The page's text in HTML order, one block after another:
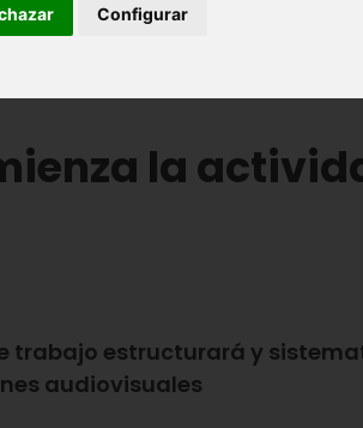
Configurar
la
trabajo estructurará y
audiovisuales